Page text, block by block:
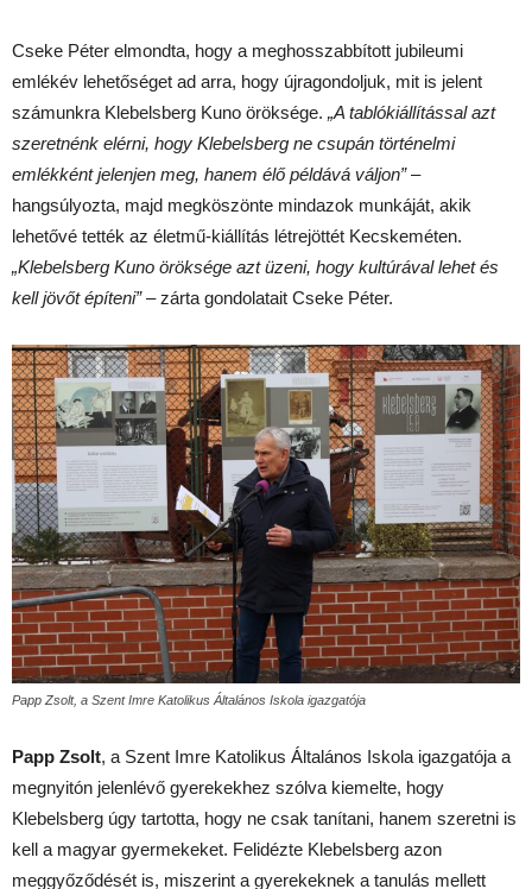
Cseke Péter elmondta, hogy a meghosszabbított jubileumi
emlékév lehetőséget ad arra, hogy újragondoljuk, mit is jelent
számunkra Klebelsberg Kuno öröksége. „A tablókiállítással azt
szeretnénk elérni, hogy Klebelsberg ne csupán történelmi
emlékként jelenjen meg, hanem élő példává váljon”–
hangsúlyozta, majd megköszönte mindazok munkáját, akik
lehetővé tették az életmű-kiállítás létrejöttét Kecskeméten.
„Klebelsberg Kuno öröksége azt üzeni, hogy kultúrával lehet és
kell jövőt építeni”– zárta gondolatait Cseke Péter.
Papp Zsolt, a Szent Imre Katolikus Általános Iskola igazgatója
Papp Zsolt, a Szent Imre Katolikus Általános Iskola igazgatója a
megnyitón jelenlévő gyerekekhez szólva kiemelte, hogy
Klebelsberg úgy tartotta, hogy ne csak tanítani, hanem szeretni is
kell a magyar gyermekeket. Felidézte Klebelsberg azon
meggyőződését is, miszerint a gyerekeknek a tanulás mellett